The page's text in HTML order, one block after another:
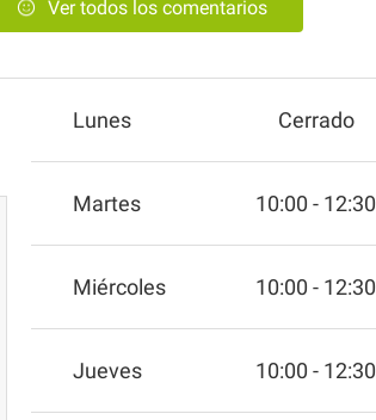
Ver todos los comentarios
Lunes Cerrado
Martes 10:00 - 12:30
Miércoles 10:00 - 12:30
Jueves 10:00 - 12:30